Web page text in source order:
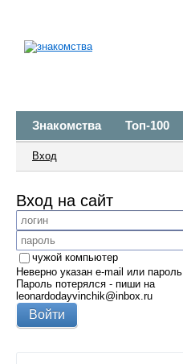
Знакомства Топ-100
Вход
Вход на сайт
чужой компьютер
Неверно указан e-mail или пароль
Пароль потерялся - пиши на
leonardodayvinchik@inbox.ru